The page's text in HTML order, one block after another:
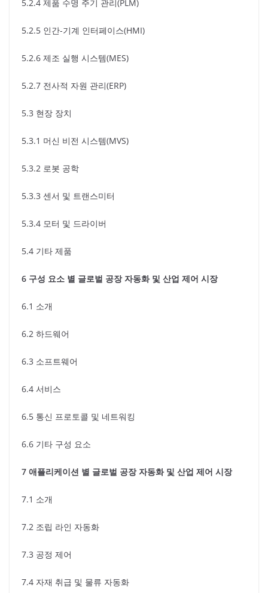
5.2.4 제품 수명 주기 관리(PLM)
5.2.5 인간-기계 인터페이스(HMI)
5.2.6 제조 실행 시스템(MES)
5.2.7 전사적 자원 관리(ERP)
5.3 현장 장치
5.3.1 머신 비전 시스템(MVS)
5.3.2 로봇 공학
5.3.3 센서 및 트랜스미터
5.3.4 모터 및 드라이버
5.4 기타 제품
6 구성 요소 별 글로벌 공장 자동화 및 산업 제어 시장
6.1 소개
6.2 하드웨어
6.3 소프트웨어
6.4 서비스
6.5 통신 프로토콜 및 네트워킹
6.6 기타 구성 요소
7 애플리케이션 별 글로벌 공장 자동화 및 산업 제어 시장
7.1 소개
7.2 조립 라인 자동화
7.3 공정 제어
7.4 자재 취급 및 물류 자동화